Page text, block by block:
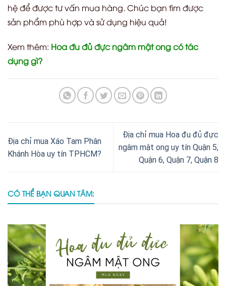
hệ để được tư vấn mua hàng. Chúc bạn tìm được
sản phẩm phù hợp và sử dụng hiệu quả!
Xem thêm: Hoa đu đủ đực ngâm mật ong có tác
dụng gì?
Địa chỉ mua Xáo Tam Phân
Khánh Hòa uy tín TPHCM?
Địa chỉ mua Hoa đu đủ đực
ngâm mật ong uy tín Quận 5,
Quận 6, Quận 7, Quận 8
CÓ THỂ BẠN QUAN TÂM: